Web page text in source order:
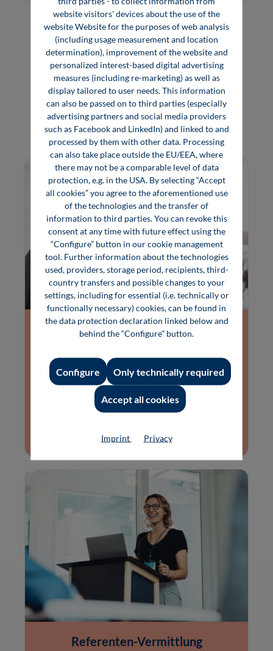
Für Unternehmen
Lernen Sie unsere besonderen Lösungen für die
Seminar-Weiterbildung kennen.
Inhouse-Schulungen
zur Verfügung. Dort können Sie im
geschlossenen Rahmen über Themen
diskutieren und Ihre individuellen
Herausforderungen in den Fokus stellen.
Referenten-Vermittlung
website visitors' devices about the use of the
website Website for the purposes of web analysis
(including usage measurement and location
determination), improvement of the website and
personalized interest-based digital advertising
measures (including re-marketing) as well as
display tailored to user needs. This information
can also be passed on to third parties (especially
advertising partners and social media providers
such as Facebook and LinkedIn) and linked to and
processed by them with other data. Processing
can also take place outside the EU/EEA, where
there may not be a comparable level of data
protection, e.g. in the USA. By selecting “Accept
all cookies” you agree to the aforementioned use
of the technologies and the transfer of
information to third parties. You can revoke this
consent at any time with future effect using the
“Configure” button in our cookie management
tool. Further information about the technologies
used, providers, storage period, recipients, third-
country transfers and possible changes to your
settings, including for essential (i.e. technically or
functionally necessary) cookies, can be found in
the data protection declaration linked below and
behind the “Configure” button.
Only technically required
Configure
Accept all cookies
Imprint Privacy